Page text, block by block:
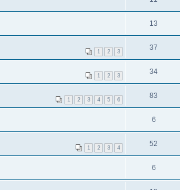
13
1 2 3 37
1 2 3 34
1 2 3 4 5 6 83
6
1 2 3 4 52
6